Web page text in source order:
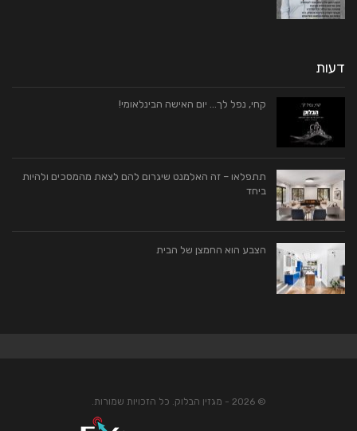
דעות
קחי, נפל לך… יום האישה הבינלאומי!
תתפלאו – זה האלמנט שיגרום להם לצאת מהמסכים ולהיות
ביחד
הצבע הוא החמצן של הבית
© 2026 - מגזין הבלוק. כל הזכויות שמורות.